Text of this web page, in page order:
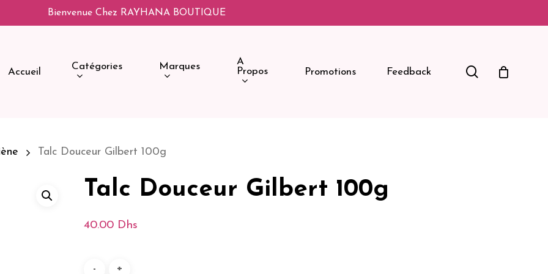
Bienvenue Chez RAYHANA BOUTIQUE
Accueil Catégories Marques
A
Propos
Promotions Feedback Search
Talc Douceur Gilbert 100g
Talc Douceur Gilbert 100g
40.00 Dhs